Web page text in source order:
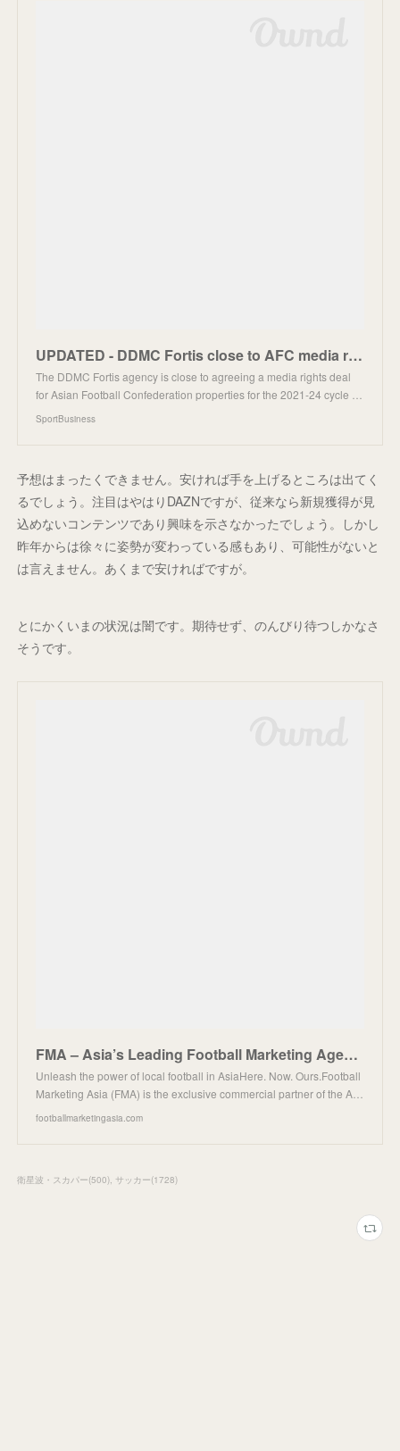
UPDATED - DDMC Fortis close to AFC media rights deal in Korea | SportBusiness
The DDMC Fortis agency is close to agreeing a media rights deal
for Asian Football Confederation properties for the 2021-24 cycle …
SportBusiness
予想はまったくできません。安ければ手を上げるところは出てく
るでしょう。注目はやはりDAZNですが、従来なら新規獲得が見
込めないコンテンツであり興味を示さなかったでしょう。しかし
昨年からは徐々に姿勢が変わっている感もあり、可能性がないと
は言えません。あくまで安ければですが。
とにかくいまの状況は闇です。期待せず、のんびり待つしかなさ
そうです。
FMA – Asia’s Leading Football Marketing AgencySoccer-BallPlay-MusicCinemaFootball-2
Unleash the power of local football in AsiaHere. Now. Ours.Football
Marketing Asia (FMA) is the exclusive commercial partner of the A…
footballmarketingasia.com
衛星波・スカパー(500) サッカー(1728)